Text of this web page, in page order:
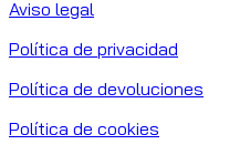
Aviso legal
Política de privacidad
Política de devoluciones
Política de cookies